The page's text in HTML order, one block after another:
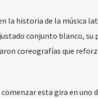
la historia de la música
conjunto blanco, su
coreografías que
esta gira en uno